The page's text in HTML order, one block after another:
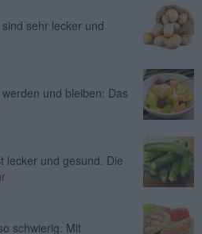
sehr lecker und
und bleiben: Das
lecker und gesund. Die
schwierig. Mit